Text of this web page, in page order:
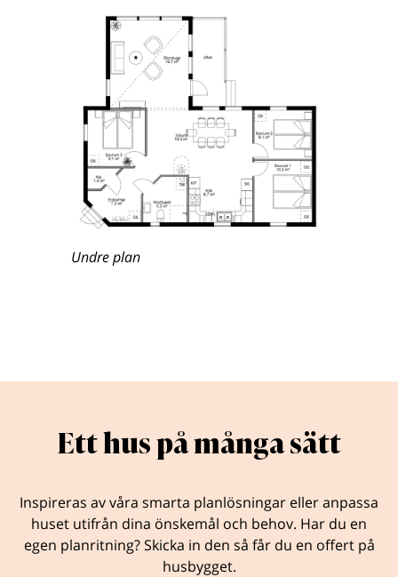
Undre plan
Ett hus på många sätt
Inspireras av våra smarta planlösningar eller anpassa
huset utifrån dina önskemål och behov. Har du en
egen planritning? Skicka in den så får du en offert på
husbygget.